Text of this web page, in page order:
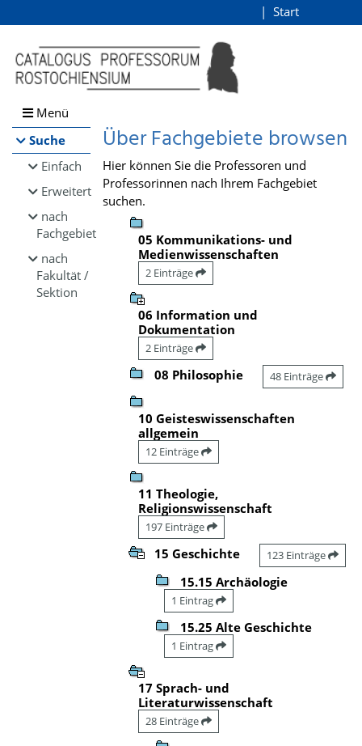
Browsen
direkt zum Inhalt
Start
Menü
Suche
Einfach
Erweitert
nach
Fachgebiet
nach
Fakultät /
Sektion
Über Fachgebiete browsen
Hier können Sie die Professoren und
Professorinnen nach Ihrem Fachgebiet
suchen.
05 Kommunikations- und
Medienwissenschaften
2 Einträge
06 Information und
Dokumentation
2 Einträge
08 Philosophie 48 Einträge
10 Geisteswissenschaften
allgemein
12 Einträge
11 Theologie,
Religionswissenschaft
197 Einträge
15 Geschichte 123 Einträge
15.15 Archäologie
1 Eintrag
15.25 Alte Geschichte
1 Eintrag
17 Sprach- und
Literaturwissenschaft
28 Einträge